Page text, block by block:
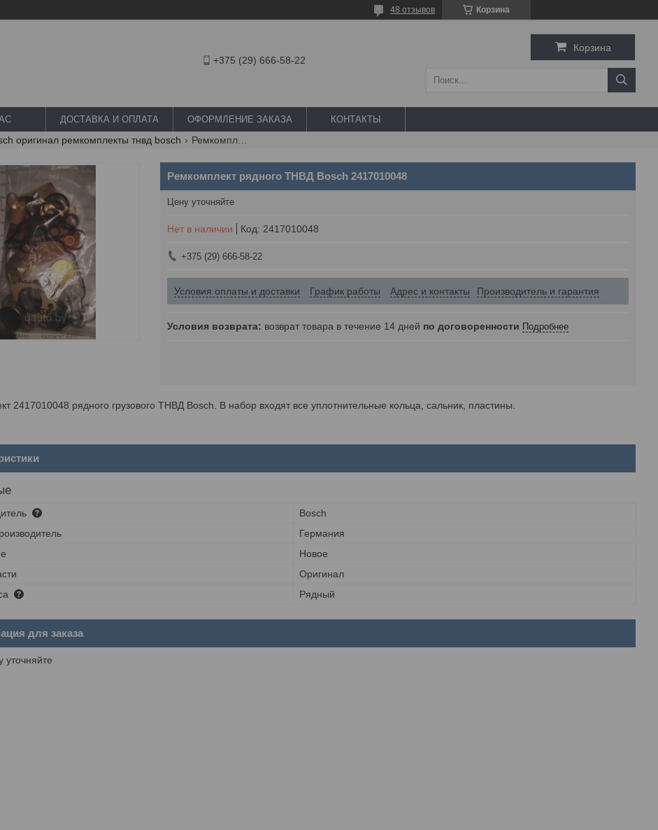
Корзина
48 отзывов
+375 (29) 666-58-22
Корзина
ДОСТАВКА И ОПЛАТА ОФОРМЛЕНИЕ ЗАКАЗА КОНТАКТЫ
оригинал ремкомплекты тнвд bosch
Ремкомплект рядного ТНВД Bosch 2417010048
Цену уточняйте
Нет в наличии Код: 2417010048
+375 (29) 666-58-22
Условия оплаты и доставки График работы Адрес и контакты Производитель и гарантия
возврат товара в течение 14 дней по договоренности Подробнее
2417010048 рядного грузового ТНВД Bosch. В набор входят все уплотнительные кольца, сальник, пластины.
Bosch
Германия
Новое
Оригинал
Рядный
для заказа
уточняйте